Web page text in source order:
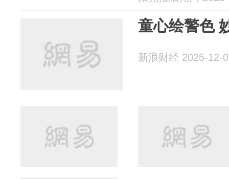
童心绘警色
新浪财经 2025-12-